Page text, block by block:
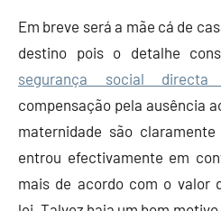
Em breve será a mãe cá de
destino pois o detalhe
segurança social directa
compensação pela ausência
maternidade são
entrou efectivamente em
mais de acordo com o valor